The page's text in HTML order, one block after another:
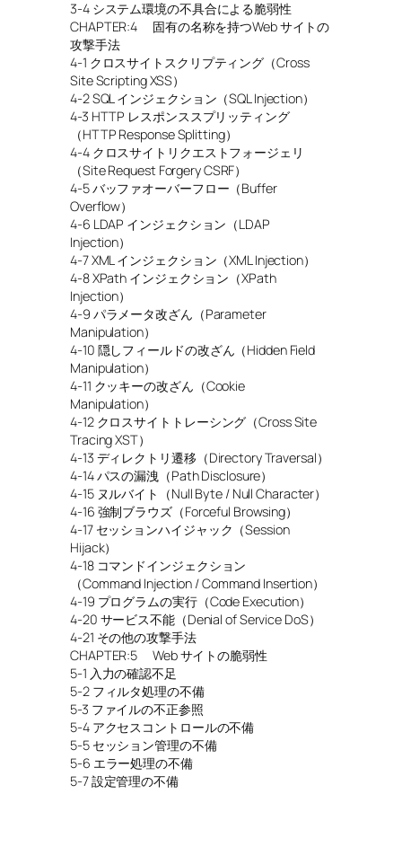
3-4 システム環境の不具合による脆弱性
CHAPTER:4 固有の名称を持つWeb サイトの
攻撃手法
4-1 クロスサイトスクリプティング（Cross
Site Scripting XSS）
4-2 SQL インジェクション（SQL Injection）
4-3 HTTP レスポンススプリッティング
（HTTP Response Splitting）
4-4 クロスサイトリクエストフォージェリ
（Site Request Forgery CSRF）
4-5 バッファオーバーフロー（Buffer
Overflow）
4-6 LDAP インジェクション（LDAP
Injection）
4-7 XML インジェクション（XML Injection）
4-8 XPath インジェクション（XPath
Injection）
4-9 パラメータ改ざん（Parameter
Manipulation）
4-10 隠しフィールドの改ざん（Hidden Field
Manipulation）
4-11 クッキーの改ざん（Cookie
Manipulation）
4-12 クロスサイトトレーシング（Cross Site
Tracing XST）
4-13 ディレクトリ遷移（Directory Traversal）
4-14 パスの漏洩（Path Disclosure）
4-15 ヌルバイト（Null Byte / Null Character）
4-16 強制ブラウズ（Forceful Browsing）
4-17 セッションハイジャック（Session
Hijack）
4-18 コマンドインジェクション
（Command Injection / Command Insertion）
4-19 プログラムの実行（Code Execution）
4-20 サービス不能（Denial of Service DoS）
4-21 その他の攻撃手法
CHAPTER:5 Web サイトの脆弱性
5-1 入力の確認不足
5-2 フィルタ処理の不備
5-3 ファイルの不正参照
5-4 アクセスコントロールの不備
5-5 セッション管理の不備
5-6 エラー処理の不備
5-7 設定管理の不備